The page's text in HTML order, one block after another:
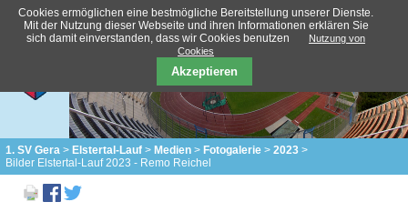
1. SV Gera Elstertal-Lauf Medien Fotogalerie
2023
Bilder Elstertal-Lauf 2023 - Remo Reichel
Cookies ermöglichen eine bestmögliche Bereitstellung unserer Dienste.
Mit der Nutzung dieser Webseite und ihren Informationen erklären Sie
sich damit einverstanden, dass wir Cookies benutzen
Nutzung von
Cookies
Akzeptieren